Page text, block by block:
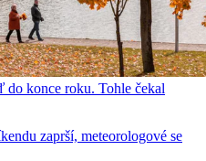
do konce roku. Tohle čekal
zaprší, meteorologové se